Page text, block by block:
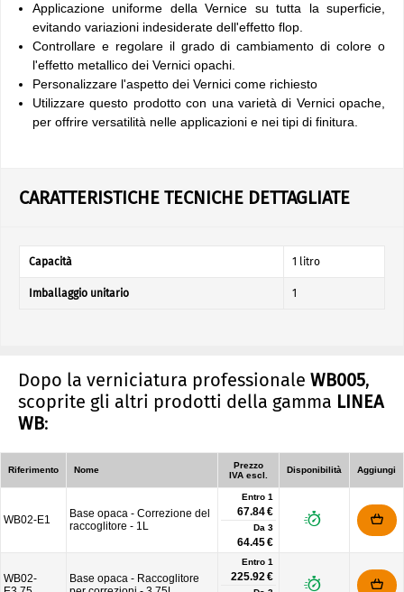
Applicazione uniforme della Vernice su tutta la superficie,
evitando variazioni indesiderate dell'effetto flop.
Controllare e regolare il grado di cambiamento di colore o
l'effetto metallico dei Vernici opachi.
Personalizzare l'aspetto dei Vernici come richiesto
Utilizzare questo prodotto con una varietà di Vernici opache,
per offrire versatilità nelle applicazioni e nei tipi di finitura.
CARATTERISTICHE TECNICHE DETTAGLIATE
Capacità 1 litro
Imballaggio unitario 1
Dopo la verniciatura professionale WB005,
scoprite gli altri prodotti della gamma LINEA
WB:
Riferimento Nome
Prezzo
IVA escl.
Disponibilità Aggiungi
WB02-E1
Base opaca - Correzione del
raccoglitore - 1L
Entro 1
67.84 €
Da 3
64.45 €
WB02-
Base opaca - Raccoglitore
Entro 1
225.92 €